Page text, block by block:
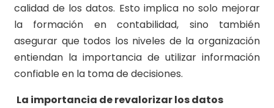
calidad de los datos. Esto implica no solo mejorar
la formación en contabilidad, sino también
asegurar que todos los niveles de la organización
entiendan la importancia de utilizar información
confiable en la toma de decisiones.
La importancia de revalorizar los datos